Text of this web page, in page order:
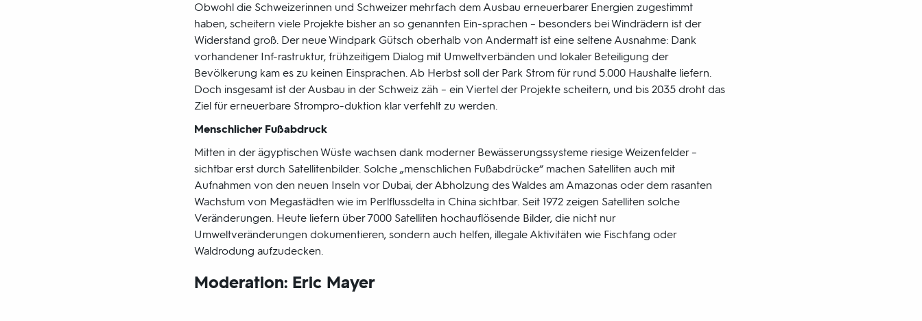
Obwohl die Schweizerinnen und Schweizer mehrfach dem Ausbau erneuerbarer Energien zugestimmt
haben, scheitern viele Projekte bisher an so genannten Ein-sprachen – besonders bei Windrädern ist der
Widerstand groß. Der neue Windpark Gütsch oberhalb von Andermatt ist eine seltene Ausnahme: Dank
vorhandener Inf-rastruktur, frühzeitigem Dialog mit Umweltverbänden und lokaler Beteiligung der
Bevölkerung kam es zu keinen Einsprachen. Ab Herbst soll der Park Strom für rund 5.000 Haushalte liefern.
Doch insgesamt ist der Ausbau in der Schweiz zäh – ein Viertel der Projekte scheitern, und bis 2035 droht das
Ziel für erneuerbare Strompro-duktion klar verfehlt zu werden.
Menschlicher Fußabdruck
Mitten in der ägyptischen Wüste wachsen dank moderner Bewässerungssysteme riesige Weizenfelder –
sichtbar erst durch Satellitenbilder. Solche „menschlichen Fußabdrücke“ machen Satelliten auch mit
Aufnahmen von den neuen Inseln vor Dubai, der Abholzung des Waldes am Amazonas oder dem rasanten
Wachstum von Megastädten wie im Perlflussdelta in China sichtbar. Seit 1972 zeigen Satelliten solche
Veränderungen. Heute liefern über 7000 Satelliten hochauflösende Bilder, die nicht nur
Umweltveränderungen dokumentieren, sondern auch helfen, illegale Aktivitäten wie Fischfang oder
Waldrodung aufzudecken.
Moderation: Eric Mayer